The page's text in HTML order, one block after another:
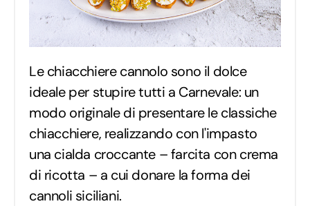
Le chiacchiere cannolo sono il dolce
ideale per stupire tutti a Carnevale: un
modo originale di presentare le classiche
chiacchiere, realizzando con l'impasto
una cialda croccante – farcita con crema
di ricotta – a cui donare la forma dei
cannoli siciliani.